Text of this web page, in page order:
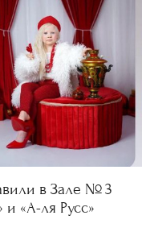
в Зале № 3
«А-ля Русс»